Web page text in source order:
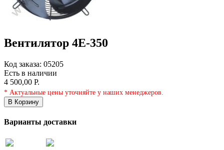
Вентилятор 4E-350
Код заказа: 05205
Есть в наличии
4 500,00 Р.
* Актуальные цены уточняйте у наших менеджеров.
В Корзину
Варианты доставки